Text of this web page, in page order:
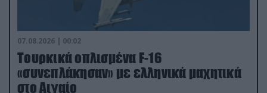
07.08.2026 | 00:02
Τουρκικά οπλισμένα F-16
«συνεπλάκησαν» με ελληνικά μαχητικά
στο Αιγαίο